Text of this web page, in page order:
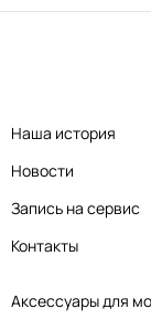
Аксессуары для
Наша история
Новости
Запись на сервис
Контакты